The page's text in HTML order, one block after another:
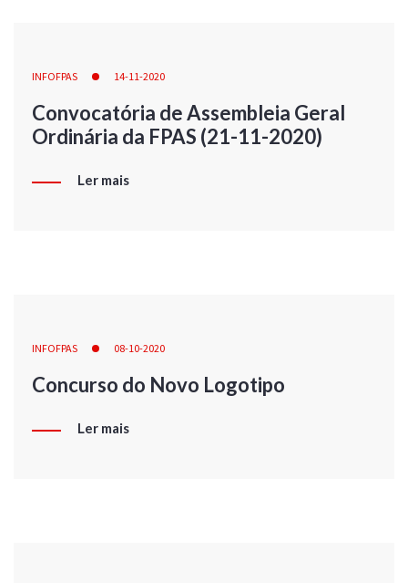
INFOFPAS 14-11-2020
Convocatória de Assembleia Geral
Ordinária da FPAS (21-11-2020)
Ler mais
INFOFPAS 08-10-2020
Concurso do Novo Logotipo
Ler mais